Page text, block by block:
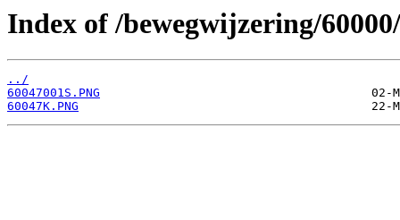
Index of /bewegwijzering/
../
60047001S.PNG
60047K.PNG